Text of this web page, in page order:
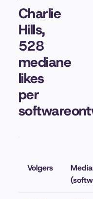
Charlie
Hills,
528
mediane
likes
per
Volgers